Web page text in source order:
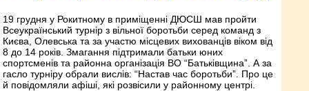
19 грудня у Рокитному в приміщенні ДЮСШ мав пройти
Всеукраїнський турнір з вільної боротьби серед команд з
Києва, Олевська та за участю місцевих вихованців віком від
8 до 14 років. Змагання підтримали батьки юних
спортсменів та районна організація ВО “Батьківщина”. А за
гасло турніру обрали вислів: “Настав час боротьби”. Про це
й повідомляли афіші, які розвісили у районному центрі.